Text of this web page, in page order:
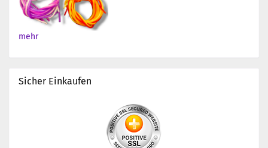
mehr
Sicher Einkaufen